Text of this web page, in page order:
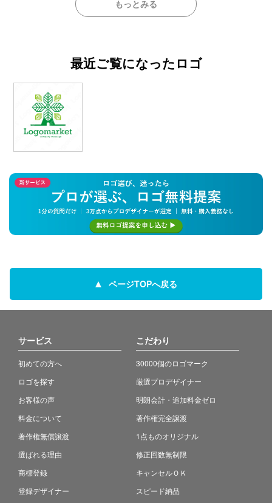
もっとみる
最近ご覧になったロゴ
ページTOPへ戻る
サービス
初めての方へ
ロゴを探す
お客様の声
料金について
著作権無償譲渡
選ばれる理由
商標登録
登録デザイナー
こだわり
30000個のロゴマーク
厳選プロデザイナー
明朗会計・追加料金ゼロ
著作権完全譲渡
1点ものオリジナル
修正回数無制限
キャンセルＯＫ
スピード納品